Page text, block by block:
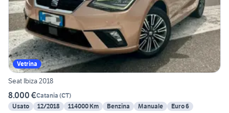
Vetrina
Seat Ibiza 2018
8.000 €Catania (CT)
Usato
12/2018 114000 Km Benzina Manuale Euro 6